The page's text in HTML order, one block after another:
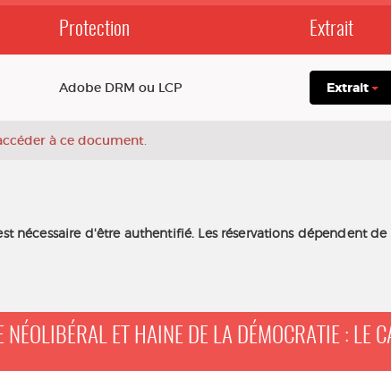
Protection Extrait
Adobe DRM ou LCP Extrait
à ce document.
nécessaire d'être authentifié. Les réservations dépendent de
ET HAINE DE LA DÉMOCRATIE : LE